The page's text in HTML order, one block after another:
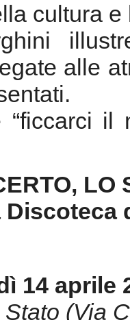
cultura
alle
il
LO
Discoteca
14 aprile
(Via